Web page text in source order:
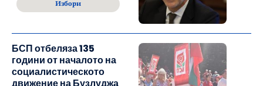
Избори
БСП отбеляза 135
години от началото на
социалистическото